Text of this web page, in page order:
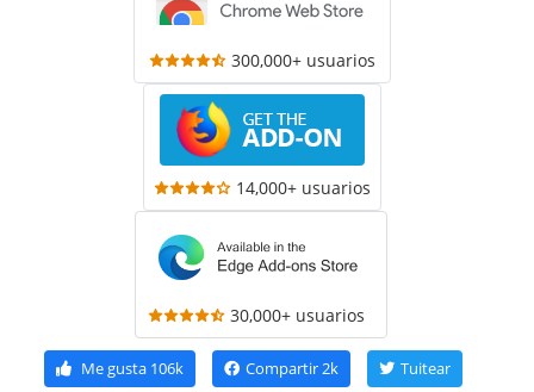
300,000+ usuarios
14,000+ usuarios
30,000+ usuarios
Me gusta106k Compartir2k Tuitear